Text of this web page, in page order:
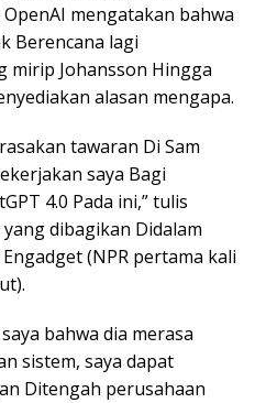
mengatakan bahwa
Berencana lagi
mirip Johansson Hingga
alasan mengapa.
tawaran Di Sam
saya Bagi
4.0 Pada ini,” tulis
dibagikan Didalam
(NPR pertama kali
bahwa dia merasa
sistem, saya dapat
Ditengah perusahaan